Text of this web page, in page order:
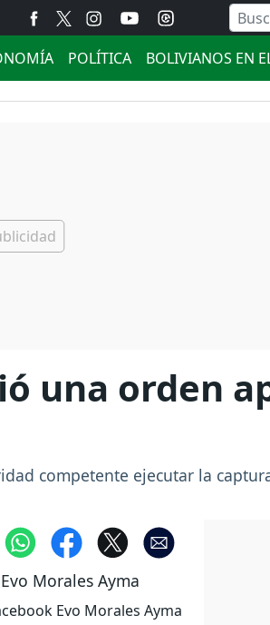
POLÍTICA BOLIVIANOS EN
una orden
competente ejecutar la
Evo Morales Ayma